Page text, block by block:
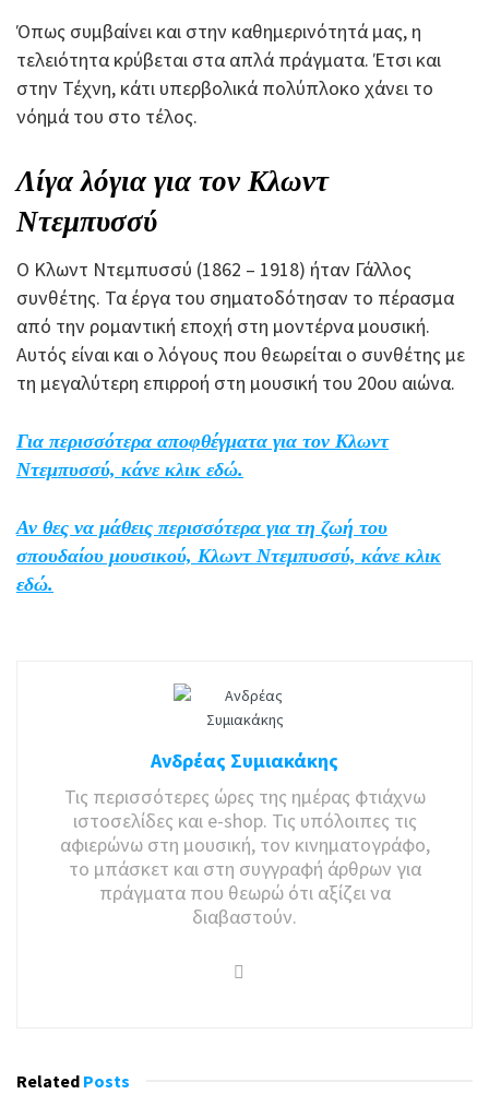
Όπως συμβαίνει και στην καθημερινότητά μας, η
τελειότητα κρύβεται στα απλά πράγματα. Έτσι και
στην Τέχνη, κάτι υπερβολικά πολύπλοκο χάνει το
νόημά του στο τέλος.
Λίγα λόγια για τον Κλωντ
Ντεμπυσσύ
Ο Κλωντ Ντεμπυσσύ (1862 – 1918) ήταν Γάλλος
συνθέτης. Τα έργα του σηματοδότησαν το πέρασμα
από την ρομαντική εποχή στη μοντέρνα μουσική.
Αυτός είναι και ο λόγους που θεωρείται ο συνθέτης με
τη μεγαλύτερη επιρροή στη μουσική του 20ου αιώνα.
Για περισσότερα αποφθέγματα για τον Κλωντ
Ντεμπυσσύ, κάνε κλικ εδώ.
Αν θες να μάθεις περισσότερα για τη ζωή του
σπουδαίου μουσικού, Κλωντ Ντεμπυσσύ, κάνε κλικ
εδώ.
Ανδρέας Συμιακάκης
Τις περισσότερες ώρες της ημέρας φτιάχνω
ιστοσελίδες και e-shop. Τις υπόλοιπες τις
αφιερώνω στη μουσική, τον κινηματογράφο,
το μπάσκετ και στη συγγραφή άρθρων για
πράγματα που θεωρώ ότι αξίζει να
διαβαστούν.
Related Posts